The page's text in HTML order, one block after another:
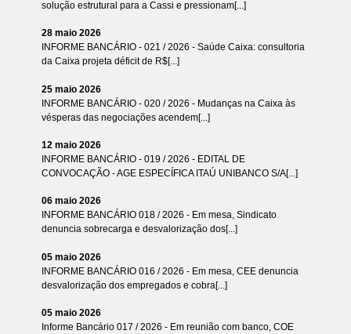
solução estrutural para a Cassi e pressionam[...]
28 maio 2026
INFORME BANCÁRIO - 021 / 2026 - Saúde Caixa: consultoria
da Caixa projeta déficit de R$[...]
25 maio 2026
INFORME BANCÁRIO - 020 / 2026 - Mudanças na Caixa às
vésperas das negociações acendem[...]
12 maio 2026
INFORME BANCÁRIO - 019 / 2026 - EDITAL DE
CONVOCAÇÃO - AGE ESPECÍFICA ITAÚ UNIBANCO S/A[...]
06 maio 2026
INFORME BANCÁRIO 018 / 2026 - Em mesa, Sindicato
denuncia sobrecarga e desvalorização dos[...]
05 maio 2026
INFORME BANCÁRIO 016 / 2026 - Em mesa, CEE denuncia
desvalorização dos empregados e cobra[...]
05 maio 2026
Informe Bancário 017 / 2026 - Em reunião com banco, COE